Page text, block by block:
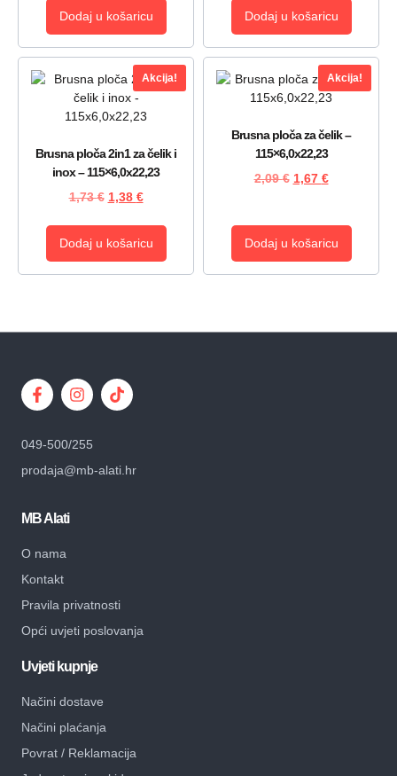
Dodaj u košaricu Dodaj u košaricu
Akcija!
Brusna ploča 2in1 za čelik i
inox – 115×6,0x22,23
1,73€ 1,38 €
Dodaj u košaricu
Akcija!
Brusna ploča za čelik –
115×6,0x22,23
2,09€ 1,67 €
Dodaj u košaricu
049-500/255
prodaja@mb-alati.hr
MB Alati
O nama
Kontakt
Pravila privatnosti
Opći uvjeti poslovanja
Uvjeti kupnje
Načini dostave
Načini plaćanja
Povrat / Reklamacija